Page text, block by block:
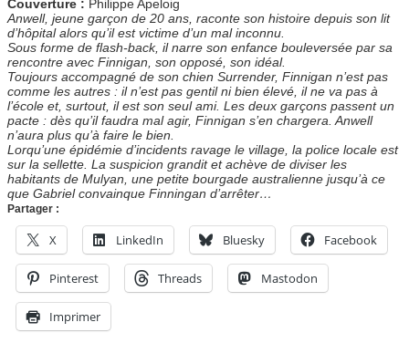
Couverture : Philippe Apeloig
Anwell, jeune garçon de 20 ans, raconte son histoire depuis son lit
d’hôpital alors qu’il est victime d’un mal inconnu.
Sous forme de flash-back, il narre son enfance bouleversée par sa
rencontre avec Finnigan, son opposé, son idéal.
Toujours accompagné de son chien Surrender, Finnigan n’est pas
comme les autres : il n’est pas gentil ni bien élevé, il ne va pas à
l’école et, surtout, il est son seul ami. Les deux garçons passent un
pacte : dès qu’il faudra mal agir, Finnigan s’en chargera. Anwell
n’aura plus qu’à faire le bien.
Lorqu’une épidémie d’incidents ravage le village, la police locale est
sur la sellette. La suspicion grandit et achève de diviser les
habitants de Mulyan, une petite bourgade australienne jusqu’à ce
que Gabriel convainque Finningan d’arrêter…
Partager :
X LinkedIn Bluesky Facebook
Pinterest Threads Mastodon
Imprimer